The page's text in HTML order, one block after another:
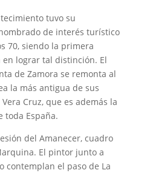
tuvo su
de interés turístico
70, siendo la primera
en lograr tal distinción. El
de Zamora se remonta al
la más antigua de sus
Cruz, que es además la
toda España.
del Amanecer, cuadro
El pintor junto a
contemplan el paso de La